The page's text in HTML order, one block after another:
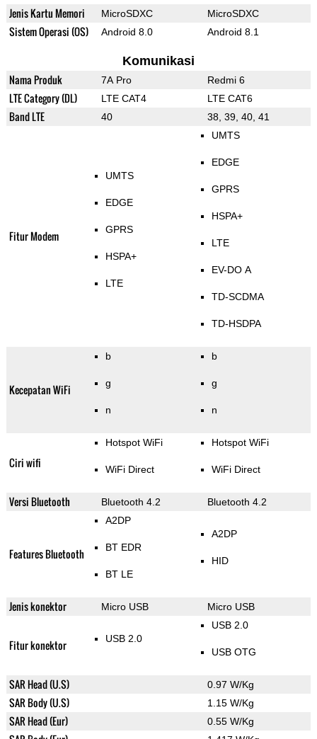
Jenis Kartu Memori
MicroSDXC MicroSDXC
Sistem Operasi (OS) Android 8.0 Android 8.1
Komunikasi
Nama Produk 7A Pro Redmi 6
LTE Category (DL) LTE CAT4 LTE CAT6
Band LTE 40 38, 39, 40, 41
Fitur Modem
UMTS
EDGE
GPRS
HSPA+
LTE
UMTS
EDGE
GPRS
HSPA+
LTE
EV-DO A
TD-SCDMA
TD-HSDPA
Kecepatan WiFi
b
g
n
b
g
n
Ciri wifi
Hotspot WiFi
WiFi Direct
Hotspot WiFi
WiFi Direct
Versi Bluetooth Bluetooth 4.2 Bluetooth 4.2
Features Bluetooth
A2DP
BT EDR
BT LE
A2DP
HID
Jenis konektor Micro USB Micro USB
Fitur konektor USB 2.0
USB 2.0
USB OTG
SAR Head (U.S) 0.97 W/Kg
SAR Body (U.S) 1.15 W/Kg
SAR Head (Eur) 0.55 W/Kg